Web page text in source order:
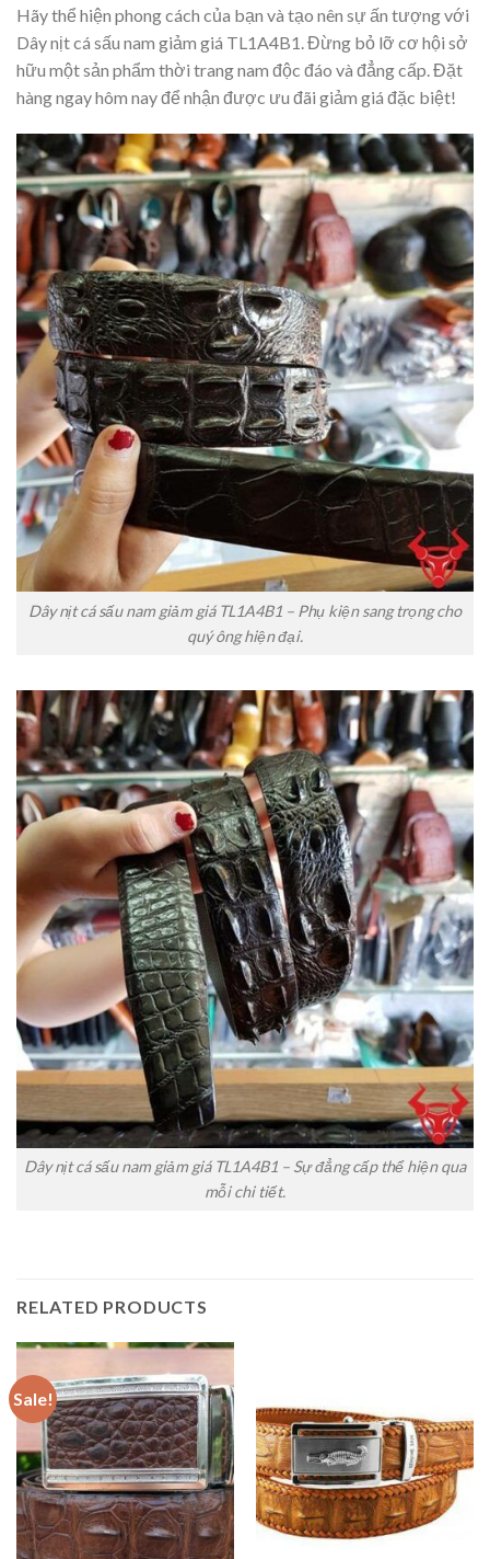
Hãy thể hiện phong cách của bạn và tạo nên sự ấn tượng với
Dây nịt cá sấu nam giảm giá TL1A4B1. Đừng bỏ lỡ cơ hội sở
hữu một sản phẩm thời trang nam độc đáo và đẳng cấp. Đặt
hàng ngay hôm nay để nhận được ưu đãi giảm giá đặc biệt!
Dây nịt cá sấu nam giảm giá TL1A4B1 – Phụ kiện sang trọng cho
quý ông hiện đại.
Dây nịt cá sấu nam giảm giá TL1A4B1 – Sự đẳng cấp thể hiện qua
mỗi chi tiết.
RELATED PRODUCTS
Sale!